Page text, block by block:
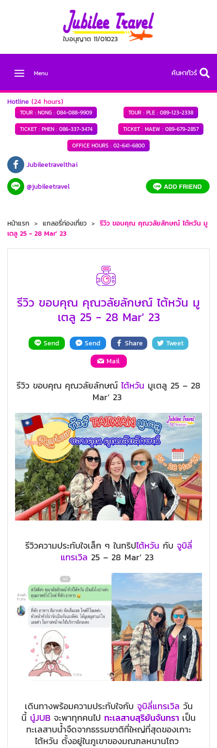
ใบอนุญาต 11/01023
Menu ค้นหาทัวร์
Hotline (24 hours)
TOUR : NONG : 084-088-9909 TOUR : PLE : 089-123-2338
TICKET : PHEN :086-337-3474 TICKET : MAEW : 089-679-2857
OFFICE HOURS : 02-641-6800
Jubileetravelthai
@jubileetravel
หน้าแรก แกลอรี่ท่องเที่ยว
รีวิว ขอบคุณ คุณวลัยลักษณ์ ไต้หวัน มู
เตลู 25 - 28 Mar' 23
รีวิว ขอบคุณ คุณวลัยลักษณ์ ไต้หวัน มู
เตลู 25 - 28 Mar' 23
Send Send Share
Tweet
Mail
รีวิว ขอบคุณ คุณวลัยลักษณ์ ไต้หวัน มูเตลู 25 – 28
Mar’ 23
รีวิวความประทับใจเล็ก ๆ ในทริปไต้หวัน กับ จูบิลี่
แทรเวิล 25 – 28 Mar’ 23
เดินทางพร้อมความประทับใจกับ จูบิลี่แทรเวิล วัน
นี้ นู๋JUB จะพาทุกคนไป ทะเลสาบสุริยันจันทรา เป็น
ทะเลสาบน้ำจืดจากธรรมชาติที่ใหญ่ที่สุดของเกาะ
ไต้หวัน ตั้งอยู่ในภูเขาของมณฑลหนานโถว